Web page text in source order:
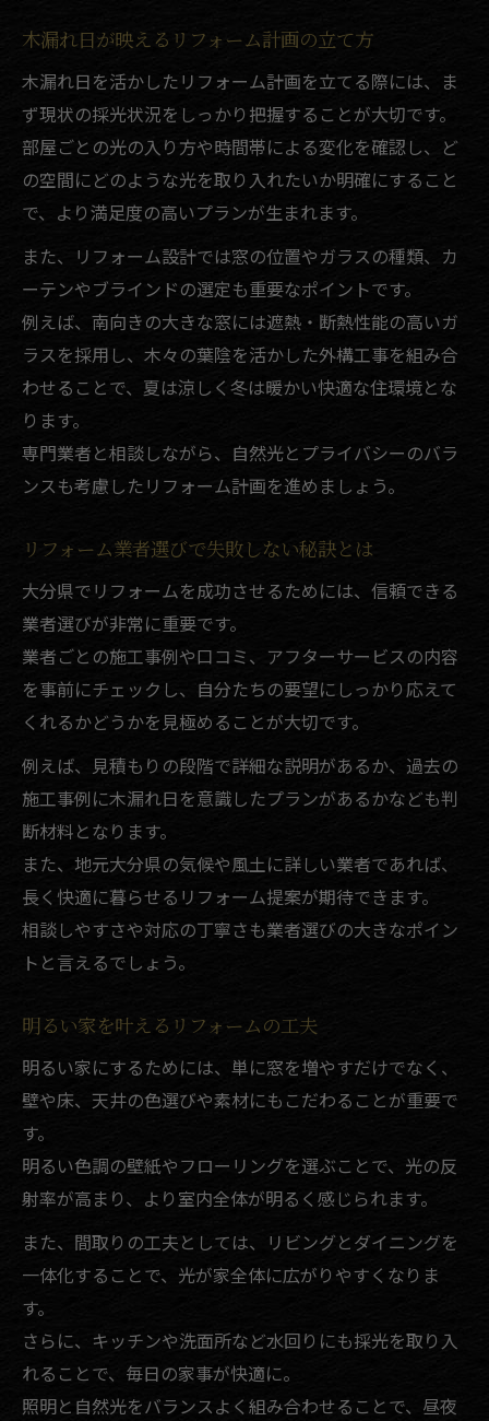
木漏れ日が映えるリフォーム計画の立て方
木漏れ日を活かしたリフォーム計画を立てる際には、ま
ず現状の採光状況をしっかり把握することが大切です。
部屋ごとの光の入り方や時間帯による変化を確認し、ど
の空間にどのような光を取り入れたいか明確にすること
で、より満足度の高いプランが生まれます。
また、リフォーム設計では窓の位置やガラスの種類、カ
ーテンやブラインドの選定も重要なポイントです。
例えば、南向きの大きな窓には遮熱・断熱性能の高いガ
ラスを採用し、木々の葉陰を活かした外構工事を組み合
わせることで、夏は涼しく冬は暖かい快適な住環境とな
ります。
専門業者と相談しながら、自然光とプライバシーのバラ
ンスも考慮したリフォーム計画を進めましょう。
リフォーム業者選びで失敗しない秘訣とは
大分県でリフォームを成功させるためには、信頼できる
業者選びが非常に重要です。
業者ごとの施工事例や口コミ、アフターサービスの内容
を事前にチェックし、自分たちの要望にしっかり応えて
くれるかどうかを見極めることが大切です。
例えば、見積もりの段階で詳細な説明があるか、過去の
施工事例に木漏れ日を意識したプランがあるかなども判
断材料となります。
また、地元大分県の気候や風土に詳しい業者であれば、
長く快適に暮らせるリフォーム提案が期待できます。
相談しやすさや対応の丁寧さも業者選びの大きなポイン
トと言えるでしょう。
明るい家を叶えるリフォームの工夫
明るい家にするためには、単に窓を増やすだけでなく、
壁や床、天井の色選びや素材にもこだわることが重要で
す。
明るい色調の壁紙やフローリングを選ぶことで、光の反
射率が高まり、より室内全体が明るく感じられます。
また、間取りの工夫としては、リビングとダイニングを
一体化することで、光が家全体に広がりやすくなりま
す。
さらに、キッチンや洗面所など水回りにも採光を取り入
れることで、毎日の家事が快適に。
照明と自然光をバランスよく組み合わせることで、昼夜